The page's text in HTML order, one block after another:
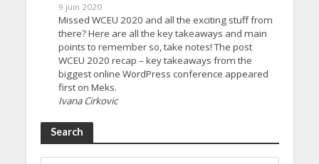
9 juin 2020
Missed WCEU 2020 and all the exciting stuff from
there? Here are all the key takeaways and main
points to remember so, take notes! The post
WCEU 2020 recap – key takeaways from the
biggest online WordPress conference appeared
first on Meks.
Ivana Cirkovic
Search